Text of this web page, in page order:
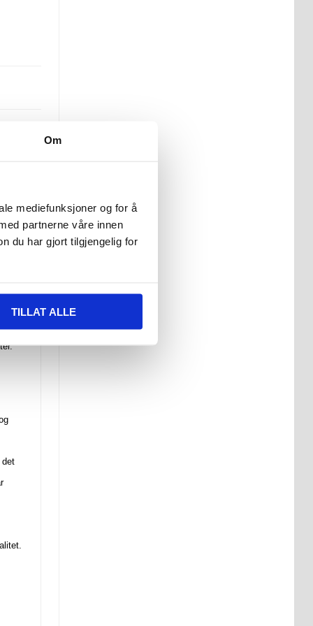
Om
mediefunksjoner og for å
partnerne våre innen
du har gjort tilgjengelig for
TILLAT ALLE